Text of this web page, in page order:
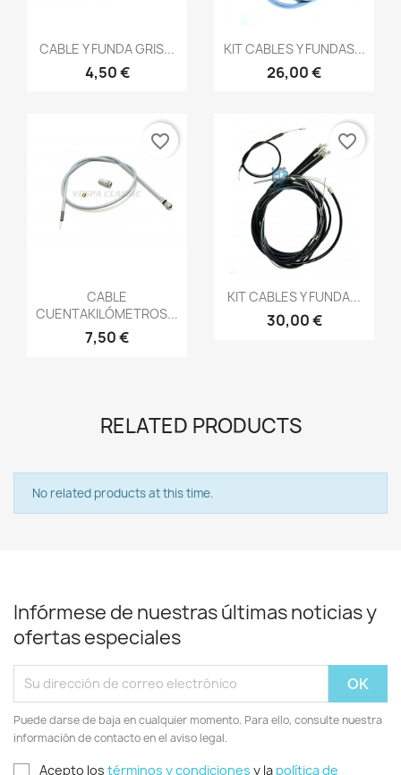
Vista rápida
CABLE Y FUNDA GRIS...
4,50 €
Vista rápida
KIT CABLES Y FUNDAS...
26,00 €
Vista rápida
CABLE
CUENTAKILÓMETROS...
7,50 €
favorite_border
Vista rápida
KIT CABLES Y FUNDA...
30,00 €
favorite_border
RELATED PRODUCTS
No related products at this time.
Infórmese de nuestras últimas noticias y
ofertas especiales
Puede darse de baja en cualquier momento. Para ello, consulte nuestra
información de contacto en el aviso legal.
Acepto los términos y condiciones y la política de